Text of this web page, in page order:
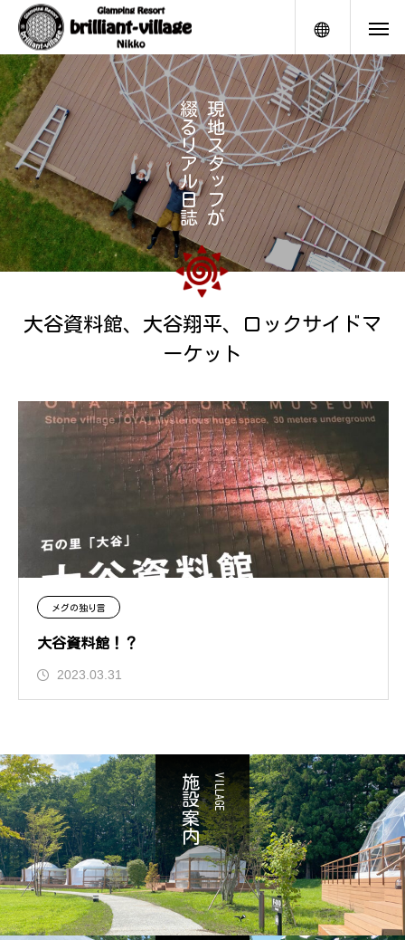
メニュー
現
地
ス
タ
ッ
フ
が
綴
る
リ
ア
ル
日
誌
大谷資料館、大谷翔平、ロックサイドマ
ーケット
メグの独り言
大谷資料館！？
2023.03.31
VILLAGE
施設案内